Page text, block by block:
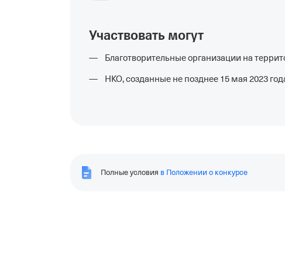
Участвовать могут
Благотворительные организации на
НКО, созданные не позднее 15 мая 2023
Полные условия в Положении о конкурсе